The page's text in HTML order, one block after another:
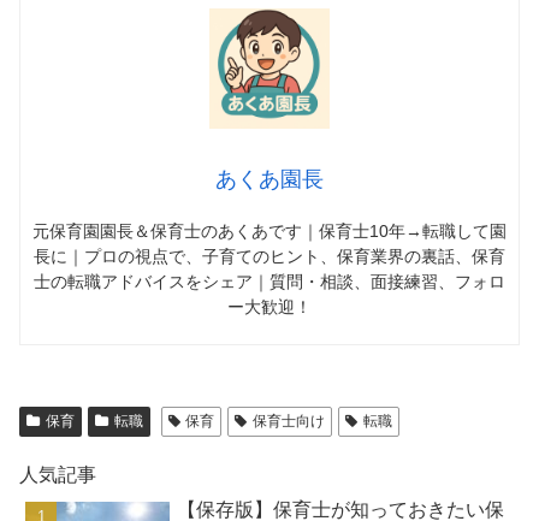
あくあ園長
元保育園園長＆保育士のあくあです｜保育士10年→転職して園
長に｜プロの視点で、子育てのヒント、保育業界の裏話、保育
士の転職アドバイスをシェア｜質問・相談、面接練習、フォロ
ー大歓迎！
保育 転職 保育 保育士向け 転職
人気記事
【保存版】保育士が知っておきたい保